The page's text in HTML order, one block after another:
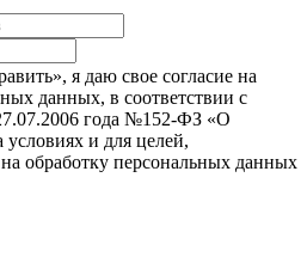
я даю свое согласие на
данных, в соответствии с
года №152-ФЗ «О
и для целей,
обработку персональных данных